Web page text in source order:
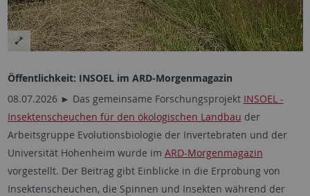
Öffentlichkeit: INSOEL im ARD-Morgenmagazin
08.07.2026 ► Das gemeinsame Forschungsprojekt INSOEL -
Insektenscheuchen für den ökologischen Landbau der
Arbeitsgruppe Evolutionsbiologie der Invertebraten und der
Universität Hohenheim wurde im ARD-Morgenmagazin
vorgestellt. Der Beitrag gibt Einblicke in die Erprobung von
Insektenscheuchen, die Spinnen und Insekten während der